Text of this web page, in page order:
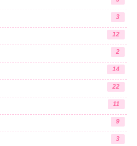
3
12
2
14
22
11
9
3